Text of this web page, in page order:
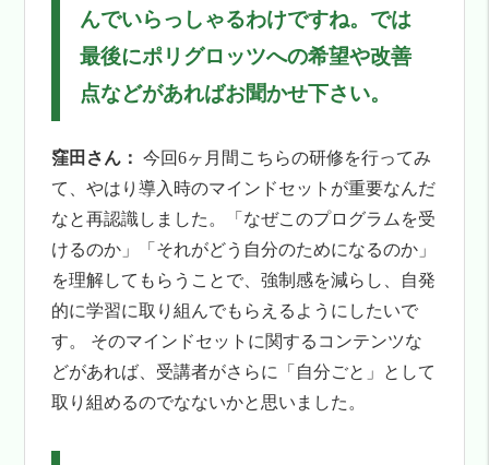
んでいらっしゃるわけですね。では
最後にポリグロッツへの希望や改善
点などがあればお聞かせ下さい。
窪田さん： 今回6ヶ月間こちらの研修を行ってみ
て、やはり導入時のマインドセットが重要なんだ
なと再認識しました。「なぜこのプログラムを受
けるのか」「それがどう自分のためになるのか」
を理解してもらうことで、強制感を減らし、自発
的に学習に取り組んでもらえるようにしたいで
す。 そのマインドセットに関するコンテンツな
どがあれば、受講者がさらに「自分ごと」として
取り組めるのでなないかと思いました。